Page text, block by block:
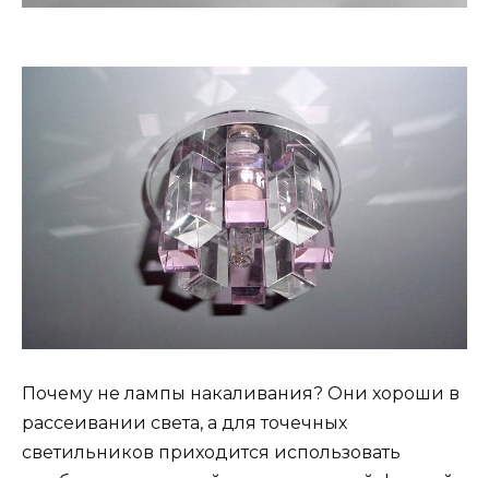
Почему не лампы накаливания? Они хороши в
рассеивании света, а для точечных
светильников приходится использовать